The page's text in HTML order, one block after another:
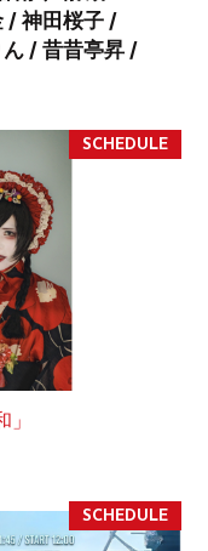
/ 神田桜子 /
/ 昔昔亭昇 /